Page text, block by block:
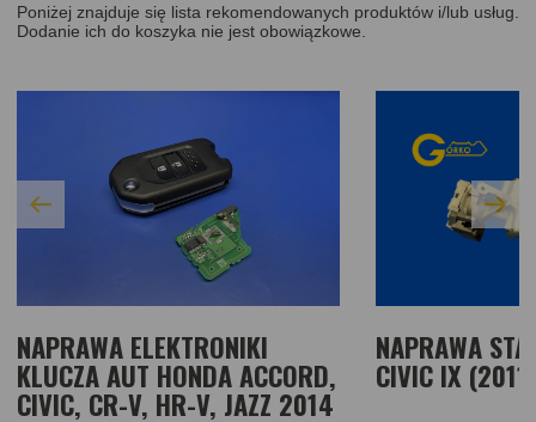
Poniżej znajduje się lista rekomendowanych produktów i/lub usług.
Dodanie ich do koszyka nie jest obowiązkowe.
NAPRAWA ELEKTRONIKI
KLUCZA AUT HONDA ACCORD,
CIVIC, CR-V, HR-V, JAZZ 2014
NAPRAWA
CIVIC IX